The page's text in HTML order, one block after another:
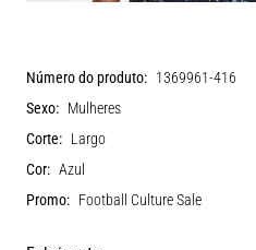
Número do produto: 1369961-416
Sexo: Mulheres
Corte: Largo
Cor: Azul
Promo: Football Culture Sale